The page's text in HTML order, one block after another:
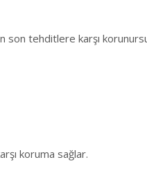
son tehditlere karşı
koruma sağlar.